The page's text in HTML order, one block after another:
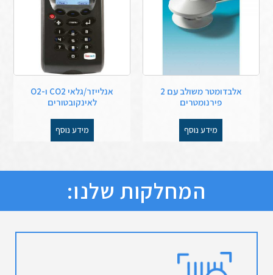
אלבדומטר משולב עם 2
פירנומטרים
מידע נוסף
אנלייזר/גלאי CO2 ו-O2
לאינקובטורים
מידע נוסף
המחלקות שלנו: